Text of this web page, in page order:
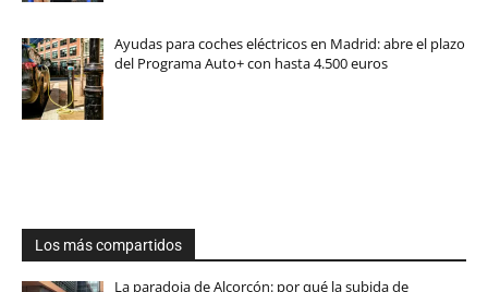
Ayudas para coches eléctricos en Madrid: abre el plazo
del Programa Auto+ con hasta 4.500 euros
Los más compartidos
La paradoja de Alcorcón: por qué la subida de